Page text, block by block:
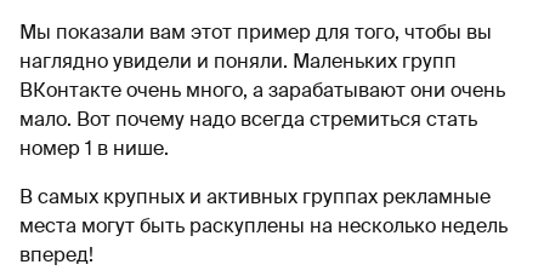
Мы показали вам этот пример для того, чтобы вы
наглядно увидели и поняли. Маленьких групп
ВКонтакте очень много, а зарабатывают они очень
мало. Вот почему надо всегда стремиться стать
номер 1 в нише.
В самых крупных и активных группах рекламные
места могут быть раскуплены на несколько недель
вперед!